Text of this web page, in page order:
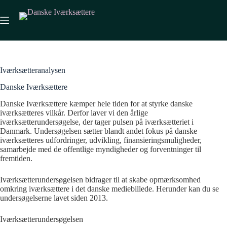
indhold
Iværksætteranalysen
Danske Iværksættere
Danske Iværksættere kæmper hele tiden for at styrke danske
iværksætteres vilkår. Derfor laver vi den årlige
iværksætterundersøgelse, der tager pulsen på iværksætteriet i
Danmark. Undersøgelsen sætter blandt andet fokus på danske
iværksætteres udfordringer, udvikling, finansieringsmuligheder,
samarbejde med de offentlige myndigheder og forventninger til
fremtiden.
Iværksætterundersøgelsen bidrager til at skabe opmærksomhed
omkring iværksættere i det danske mediebillede. Herunder kan du se
undersøgelserne lavet siden 2013.
Iværksætterundersøgelsen